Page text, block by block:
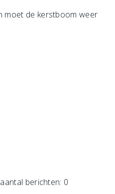
moet de kerstboom weer
berichten: 0